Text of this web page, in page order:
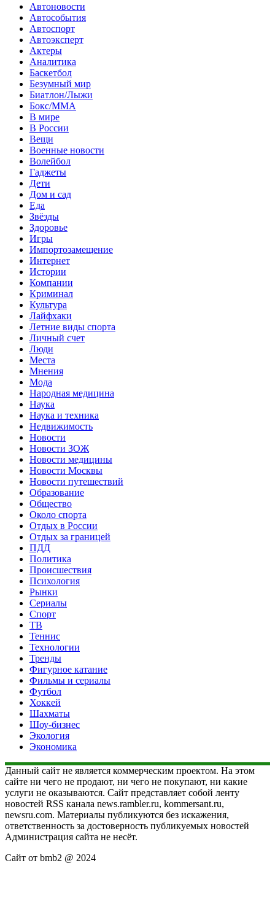
Автоновости
Автособытия
Автоспорт
Автоэксперт
Актеры
Аналитика
Баскетбол
Безумный мир
Биатлон/Лыжи
Бокс/MMA
В мире
В России
Вещи
Военные новости
Волейбол
Гаджеты
Дети
Дом и сад
Еда
Звёзды
Здоровье
Игры
Импортозамещение
Интернет
Истории
Компании
Криминал
Культура
Лайфхаки
Летние виды спорта
Личный счет
Люди
Места
Мнения
Мода
Народная медицина
Наука
Наука и техника
Недвижимость
Новости
Новости ЗОЖ
Новости медицины
Новости Москвы
Новости путешествий
Образование
Общество
Около спорта
Отдых в России
Отдых за границей
ПДД
Политика
Происшествия
Психология
Рынки
Сериалы
Спорт
ТВ
Теннис
Технологии
Тренды
Фигурное катание
Фильмы и сериалы
Футбол
Хоккей
Шахматы
Шоу-бизнес
Экология
Экономика
Данный сайт не является коммерческим проектом. На этом
сайте ни чего не продают, ни чего не покупают, ни какие
услуги не оказываются. Сайт представляет собой ленту
новостей RSS канала news.rambler.ru, kommersant.ru,
newsru.com. Материалы публикуются без искажения,
ответственность за достоверность публикуемых новостей
Администрация сайта не несёт.
Сайт от bmb2 @ 2024